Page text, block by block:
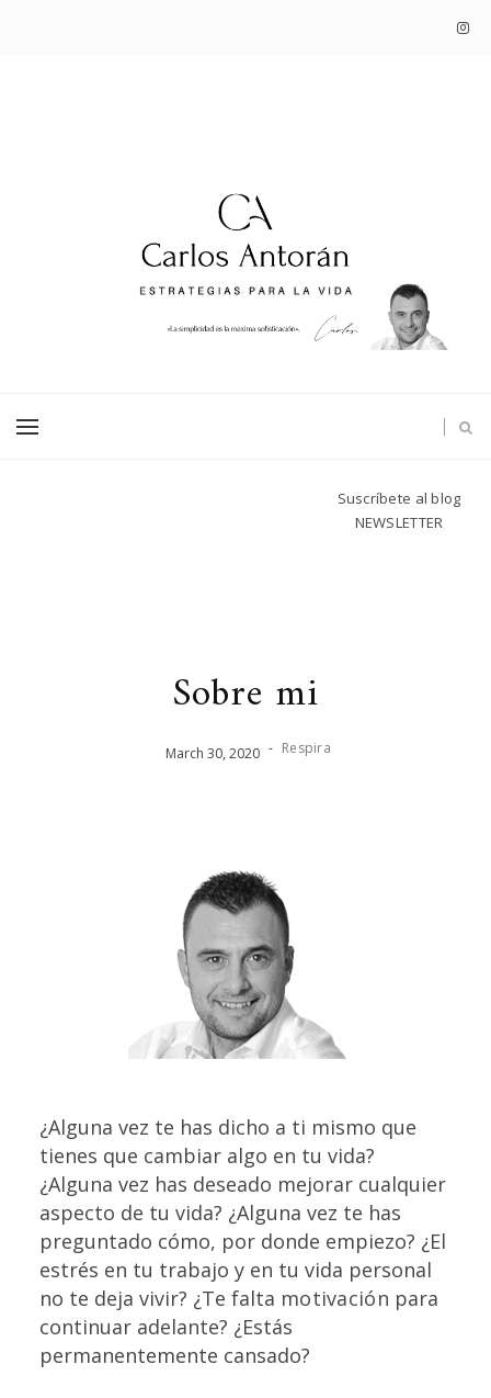
Suscríbete al blog
NEWSLETTER
Sobre mi
March 30,2020 - Respira
¿Alguna vez te has dicho a ti mismo que
tienes que cambiar algo en tu vida?
¿Alguna vez has deseado mejorar cualquier
aspecto de tu vida? ¿Alguna vez te has
preguntado cómo, por donde empiezo? ¿El
estrés en tu trabajo y en tu vida personal
no te deja vivir? ¿Te falta motivación para
continuar adelante? ¿Estás
permanentemente cansado?